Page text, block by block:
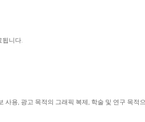
니다.
용, 광고 목적의 그래픽 복제, 학술 및 연구 목적